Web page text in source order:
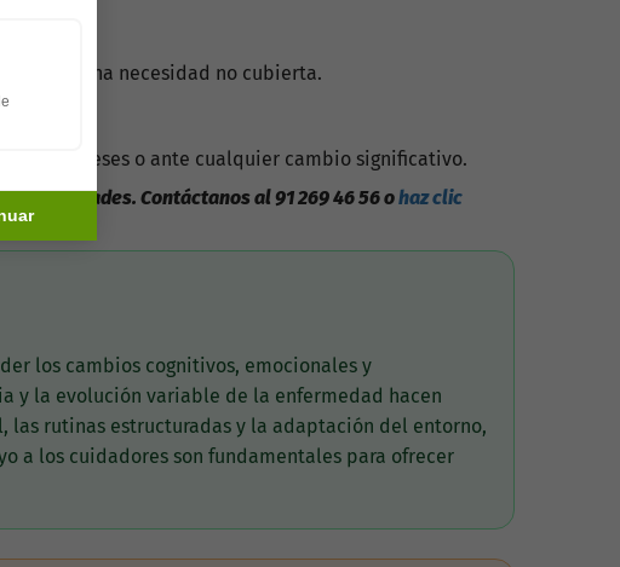
de una necesidad no cubierta.
3 a 6 meses o ante cualquier cambio significativo.
necesidades. Contáctanos al 91 269 46 56 ohaz clic
los cambios cognitivos, emocionales y
y la evolución variable de la enfermedad hacen
las rutinas estructuradas y la adaptación del entorno,
a los cuidadores son fundamentales para ofrecer